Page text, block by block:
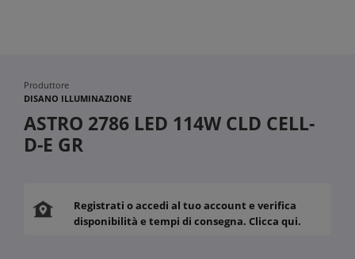
Produttore
DISANO ILLUMINAZIONE
ASTRO 2786 LED 114W CLD CELL-
D-E GR
Registrati o accedi al tuo account e verifica
disponibilità e tempi di consegna. Clicca qui.